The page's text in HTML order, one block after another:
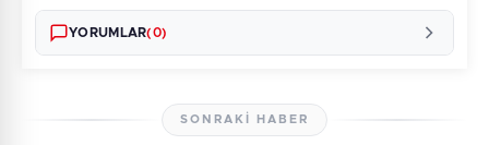
YORUMLAR(0)
SONRAKI HABER